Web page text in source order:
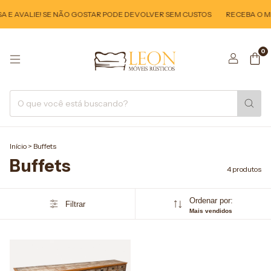
AVALIE! SE NÃO GOSTAR PODE DEVOLVER SEM CUSTOS RECEBA O
0
Início > Buffets
Buffets 4 produtos
Filtrar Ordenar por:
Mais vendidos